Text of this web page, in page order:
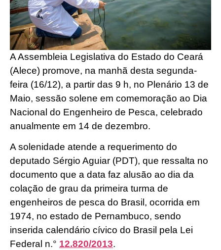
A Assembleia Legislativa do Estado do Ceará
(Alece) promove, na manhã desta segunda-
feira (16/12), a partir das 9 h, no Plenário 13 de
Maio, sessão solene em comemoração ao Dia
Nacional do Engenheiro de Pesca, celebrado
anualmente em 14 de dezembro.
A solenidade atende a requerimento do
deputado Sérgio Aguiar (PDT), que ressalta no
documento que a data faz alusão ao dia da
colação de grau da primeira turma de
engenheiros de pesca do Brasil, ocorrida em
1974, no estado de Pernambuco, sendo
inserida calendário cívico do Brasil pela Lei
Federal n.° 12.820/2013.